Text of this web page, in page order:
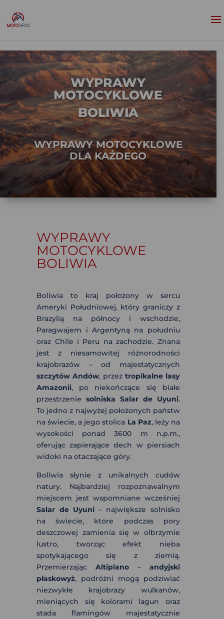
WYPRAWY
MOTOCYKLOWE
BOLIWIA
WYPRAWY MOTOCYKLOWE
DLA KAŻDEGO
WYPRAWY
MOTOCYKLOWE
BOLIWIA
Boliwia to kraj położony w sercu
Ameryki Południowej, który graniczy z
Brazylią na północy i wschodzie,
Paragwajem i Argentyną na południu
oraz Chile i Peru na zachodzie. Znana
jest z niesamowitej różnorodności
krajobrazów – od majestatycznych
szczytów Andów, przez tropikalne lasy
Amazonii, po niekończące się białe
przestrzeniesolniska Salar de Uyuni.
To jedno z najwyżej położonych państw
na świecie, a jego stolica La Paz, leży na
wysokości ponad 3600 m n.p.m.,
oferując zapierające dech w piersiach
widoki na otaczające góry.
Boliwia słynie z unikalnych cudów
natury. Najbardziej rozpoznawalnym
miejscem jest wspomniane wcześniej
Salar de Uyuni– największe solnisko
na świecie, które podczas pory
deszczowej zamienia się w olbrzymie
lustro, tworząc efekt nieba
spotykającego się z ziemią.
PrzemierzającAltiplano – andyjski
płaskowyż, podróżni mogą podziwiać
niezwykłe krajobrazy wulkanów,
mieniących się kolorami lagun oraz
stada flamingów majestatycznie